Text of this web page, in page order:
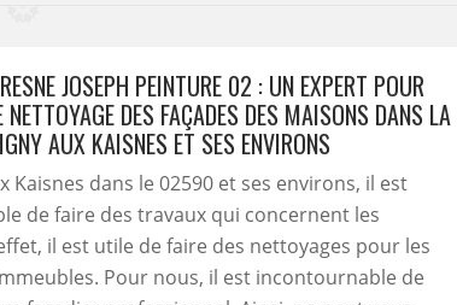
JOSEPH PEINTURE 02 : UN EXPERT POUR
NETTOYAGE DES FAÇADES DES MAISONS DANS LA
AUX KAISNES ET SES ENVIRONS
Kaisnes dans le 02590 et ses environs, il est
de faire des travaux qui concernent les
il est utile de faire des nettoyages pour les
Pour nous, il est incontournable de